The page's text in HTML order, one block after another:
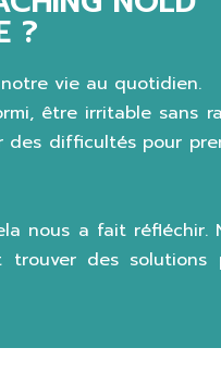
?
notre vie au quotidien.
être irritable sans
des difficultés pour
nous a fait réfléchir.
trouver des solutions